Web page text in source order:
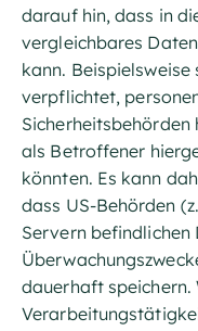
darauf hin, dass in
vergleichbares
kann.
verpflichtet,
Sicherheitsbehörden
als Betroffener
könnten. Es kann
dass US-Behörden
Servern befindlichen
dauerhaft speichern.